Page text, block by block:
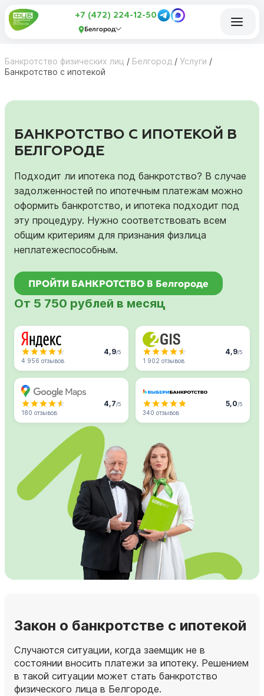
+7 (472) 224-12-50
Белгород
Банкротство физических лиц / Белгород / Услуги /
Банкротство с ипотекой
БАНКРОТСТВО С ИПОТЕКОЙ В
БЕЛГОРОДЕ
Подходит ли ипотека под банкротство? В случае
задолженностей по ипотечным платежам можно
оформить банкротство, и ипотека подходит под
эту процедуру. Нужно соответствовать всем
общим критериям для признания физлица
неплатежеспособным.
ПРОЙТИ БАНКРОТСТВО В Белгороде
От 5 750 рублей в месяц
4,9/5
4 956 отзывов
4,9/5
1 902 отзывов
4,7/5
180 отзывов
5,0/5
340 отзывов
Закон о банкротстве с ипотекой
Случаются ситуации, когда заемщик не в
состоянии вносить платежи за ипотеку. Решением
в такой ситуации может стать банкротство
физического лица в Белгороде.